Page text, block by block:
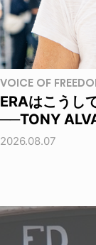
VOICE OF
ERAはこうし
──TONY
2026.08.07